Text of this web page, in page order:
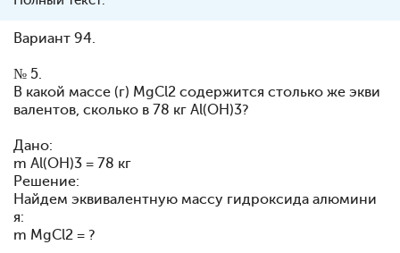
Вариант 94.
№ 5.
В какой массе (г) MgCl2 содержится столько же экви
валентов, сколько в 78 кг Al(OH)3?
Дано:
m Al(OH)3 = 78 кг
Решение:
Найдем эквивалентную массу гидроксида алюмини
я:
m MgCl2 = ?